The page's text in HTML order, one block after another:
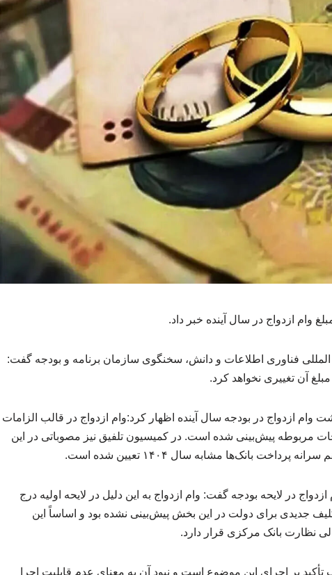
وام ازدواج در سال آینده خبر داد.
فناوری اطلاعات و دانش، سخنگوی سازمان برنامه و بودجه گفت:
آن تغییری نخواهد کرد.
بودجه ۱۴۰۵ درباره سرنوشت وام ازدواج در بودجه سال آینده اظهار کرد:وام ازدواج در قالب الزامات
قانون بودجه سال ۱۴۰۴ و اصلاحات مربوطه پیش‌بینی شده است. در کمیسیون تلفیق نیز مصوباتی در این
بانک‌ها مشابه سال ۱۴۰۴ تعیین شده است.
در لایحه بودجه گفت: وام ازدواج به این دلیل در لایحه اولیه درج
جدیدی برای دولت در این بخش پیش‌بینی نشده بود و اساساً این
نظارت بانک مرکزی قرار دارد.
تأکید بر اجرای این موضوع است و نبود آن به معنای عدم قابلیت اجرا